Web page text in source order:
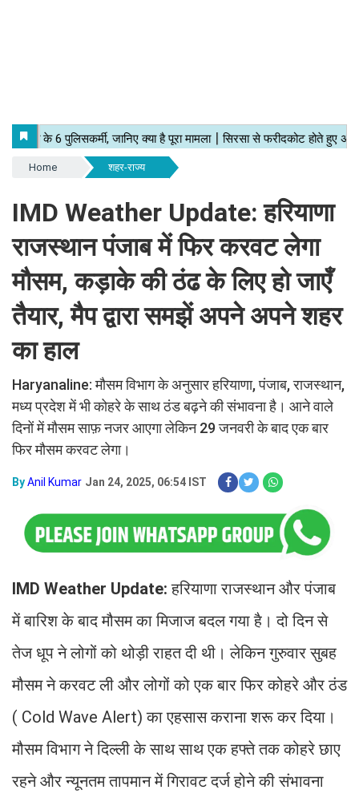
Home शहर-राज्य
IMD Weather Update: हरियाणा
राजस्थान पंजाब में फिर करवट लेगा
मौसम, कड़ाके की ठंढ के लिए हो जाएँ
तैयार, मैप द्वारा समझें अपने अपने शहर
का हाल
Haryanaline: मौसम विभाग के अनुसार हरियाणा, पंजाब, राजस्थान,
मध्य प्रदेश में भी कोहरे के साथ ठंड बढ़ने की संभावना है। आने वाले
दिनों में मौसम साफ़ नजर आएगा लेकिन 29 जनवरी के बाद एक बार
फिर मौसम करवट लेगा।
ByAnil Kumar Jan 24, 2025, 06:54 IST
IMD Weather Update: हरियाणा राजस्थान और पंजाब
में बारिश के बाद मौसम का मिजाज बदल गया है। दो दिन से
तेज धूप ने लोगों को थोड़ी राहत दी थी। लेकिन गुरुवार सुबह
मौसम ने करवट ली और लोगों को एक बार फिर कोहरे और ठंड
( Cold Wave Alert) का एहसास कराना शरू कर दिया।
मौसम विभाग ने दिल्ली के साथ साथ एक हफ्ते तक कोहरे छाए
रहने और न्यूनतम तापमान में गिरावट दर्ज होने की संभावना